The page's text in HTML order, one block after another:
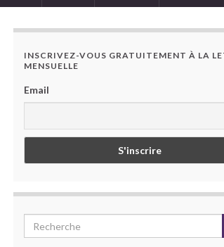
INSCRIVEZ-VOUS GRATUITEMENT À LA
MENSUELLE
Email